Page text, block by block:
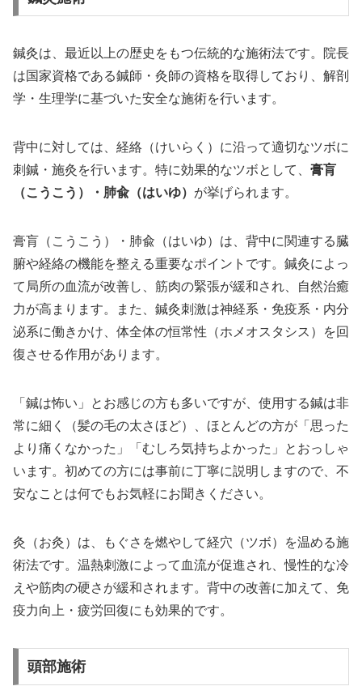
鍼灸は、最近以上の歴史をもつ伝統的な施術法です。院長
は国家資格である鍼師・灸師の資格を取得しており、解剖
学・生理学に基づいた安全な施術を行います。
背中に対しては、経絡（けいらく）に沿って適切なツボに
刺鍼・施灸を行います。特に効果的なツボとして、 膏肓
（こうこう）・肺兪（はいゆ） が挙げられます。
膏肓（こうこう）・肺兪（はいゆ）は、背中に関連する臓
腑や経絡の機能を整える重要なポイントです。鍼灸によっ
て局所の血流が改善し、筋肉の緊張が緩和され、自然治癒
力が高まります。また、鍼灸刺激は神経系・免疫系・内分
泌系に働きかけ、体全体の恒常性（ホメオスタシス）を回
復させる作用があります。
「鍼は怖い」とお感じの方も多いですが、使用する鍼は非
常に細く（髪の毛の太さほど）、ほとんどの方が「思った
より痛くなかった」「むしろ気持ちよかった」とおっしゃ
います。初めての方には事前に丁寧に説明しますので、不
安なことは何でもお気軽にお聞きください。
灸（お灸）は、もぐさを燃やして経穴（ツボ）を温める施
術法です。温熱刺激によって血流が促進され、慢性的な冷
えや筋肉の硬さが緩和されます。背中の改善に加えて、免
疫力向上・疲労回復にも効果的です。
頭部施術